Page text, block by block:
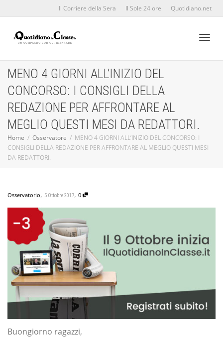
Il Corriere della Sera Il Sole 24 ore Quotidiano.net
MENO 4 GIORNI ALL’INIZIO DEL
CONCORSO: I CONSIGLI DELLA
REDAZIONE PER AFFRONTARE AL
MEGLIO QUESTI MESI DA REDATTORI.
Home Osservatore
MENO 4 GIORNI ALL’INIZIO DEL CONCORSO: I
CONSIGLI DELLA REDAZIONE PER AFFRONTARE AL MEGLIO QUESTI MESI
DA REDATTORI.
Osservatorio, 5 Ottobre 2017, 0
Buongiorno ragazzi,